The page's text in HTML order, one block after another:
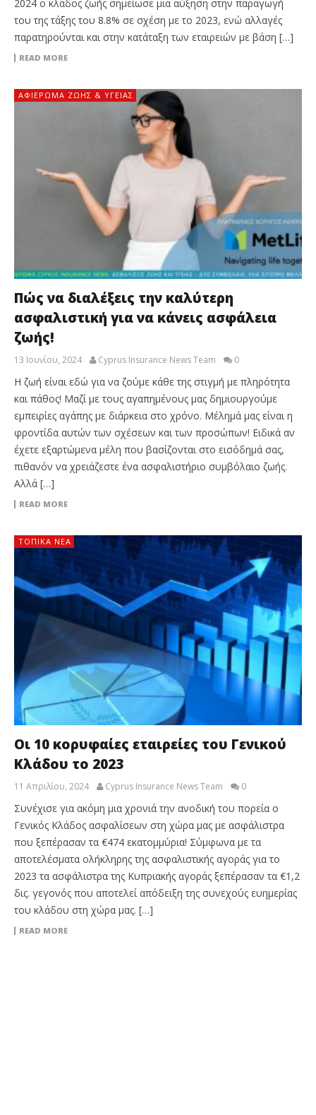
2024 ο κλάδος ζωής σημείωσε μια αύξηση στην παραγωγή
του της τάξης του 8.8% σε σχέση με το 2023, ενώ αλλαγές
παρατηρούνται και στην κατάταξη των εταιρειών με βάση […]
READ MORE
ΑΦΙΈΡΩΜΑ ΖΩΉΣ & ΥΓΕΊΑΣ
Πώς να διαλέξεις την καλύτερη
ασφαλιστική για να κάνεις ασφάλεια
ζωής!
13 Ιουνίου, 2024 Cyprus Insurance News Team 0
Η ζωή είναι εδώ για να ζούμε κάθε της στιγμή με πληρότητα
και πάθος! Μαζί με τους αγαπημένους μας δημιουργούμε
εμπειρίες αγάπης με διάρκεια στο χρόνο. Μέλημά μας είναι η
φροντίδα αυτών των σχέσεων και των προσώπων! Ειδικά αν
έχετε εξαρτώμενα μέλη που βασίζονται στο εισόδημά σας,
πιθανόν να χρειάζεστε ένα ασφαλιστήριο συμβόλαιο ζωής.
Αλλά […]
READ MORE
ΤΟΠΙΚΑ ΝΕΑ
Οι 10 κορυφαίες εταιρείες του Γενικού
Κλάδου το 2023
11 Απριλίου, 2024 Cyprus Insurance News Team 0
Συνέχισε για ακόμη μια χρονιά την ανοδική του πορεία ο
Γενικός Κλάδος ασφαλίσεων στη χώρα μας με ασφάλιστρα
που ξεπέρασαν τα €474 εκατομμύρια! Σύμφωνα με τα
αποτελέσματα ολήκληρης της ασφαλιστικής αγοράς για το
2023 τα ασφάλιστρα της Κυπριακής αγοράς ξεπέρασαν τα €1,2
δις. γεγονός που αποτελεί απόδειξη της συνεχούς ευημερίας
του κλάδου στη χώρα μας. […]
READ MORE